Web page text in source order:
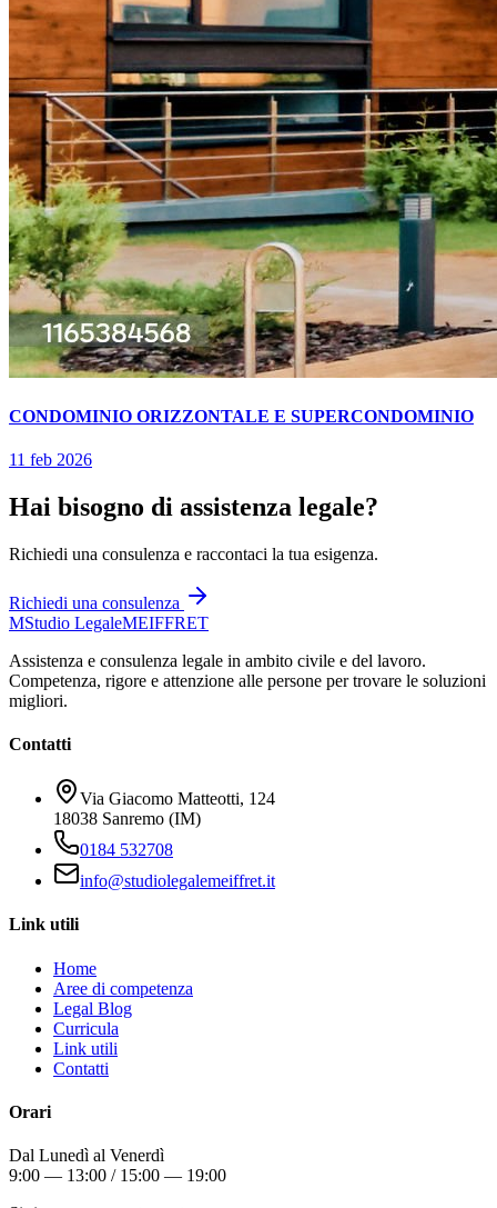
CONDOMINIO ORIZZONTALE E SUPERCONDOMINIO
11 feb 2026
Hai bisogno di assistenza legale?
Richiedi una consulenza e raccontaci la tua esigenza.
Richiedi una consulenza
MStudio LegaleMEIFFRET
Assistenza e consulenza legale in ambito civile e del lavoro.
Competenza, rigore e attenzione alle persone per trovare le soluzioni
migliori.
Contatti
Via Giacomo Matteotti, 124
18038 Sanremo (IM)
0184 532708
info@studiolegalemeiffret.it
Link utili
Home
Aree di competenza
Legal Blog
Curricula
Link utili
Contatti
Orari
Dal Lunedì al Venerdì
9:00 — 13:00 / 15:00 — 19:00